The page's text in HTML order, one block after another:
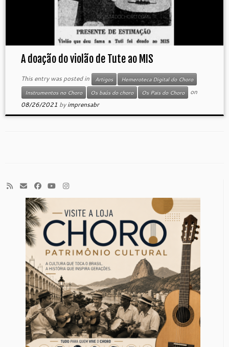
A doação do violão de Tute ao MIS
This entry was posted in Artigos
Hemeroteca Digital do Choro
Instrumentos no Choro
Os baús do choro Os Pais do Choro
on
08/26/2021 byimprensabr